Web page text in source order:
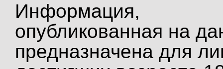
Информация,
опубликованная на
предназначена для